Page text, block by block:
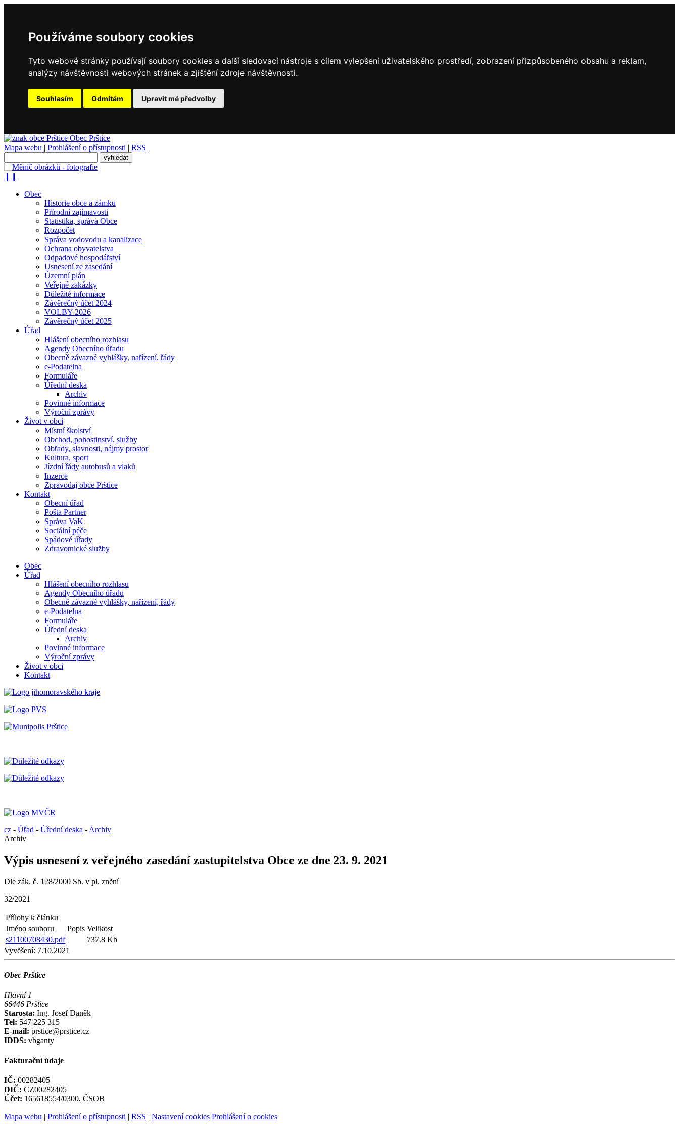
Používáme soubory cookies
Tyto webové stránky používají soubory cookies a další sledovací nástroje s cílem vylepšení uživatelského prostředí, zobrazení přizpůsobeného obsahu a reklam,
analýzy návštěvnosti webových stránek a zjištění zdroje návštěvnosti.
Souhlasím Odmítám Upravit mé předvolby
Obec Prštice
Mapa webu | Prohlášení o přístupnosti | RSS
Obec
Historie obce a zámku
Přírodní zajímavosti
Statistika, správa Obce
Rozpočet
Správa vodovodu a kanalizace
Ochrana obyvatelstva
Odpadové hospodářství
Usnesení ze zasedání
Územní plán
Veřejné zakázky
Důležité informace
Závěrečný účet 2024
VOLBY 2026
Závěrečný účet 2025
Úřad
Hlášení obecního rozhlasu
Agendy Obecního úřadu
Obecně závazné vyhlášky, nařízení, řády
e-Podatelna
Formuláře
Úřední deska
Archiv
Povinné informace
Výroční zprávy
Život v obci
Místní školství
Obchod, pohostinství, služby
Obřady, slavnosti, nájmy prostor
Kultura, sport
Jízdní řády autobusů a vlaků
Inzerce
Zpravodaj obce Prštice
Kontakt
Obecní úřad
Pošta Partner
Správa VaK
Sociální péče
Spádové úřady
Zdravotnické služby
Obec
Úřad
Hlášení obecního rozhlasu
Agendy Obecního úřadu
Obecně závazné vyhlášky, nařízení, řády
e-Podatelna
Formuláře
Úřední deska
Archiv
Povinné informace
Výroční zprávy
Život v obci
Kontakt
cz - Úřad - Úřední deska - Archiv
Archiv
Výpis usnesení z veřejného zasedání zastupitelstva Obce ze dne 23. 9. 2021
Dle zák. č. 128/2000 Sb. v pl. znění
32/2021
Přílohy k článku
Jméno souboru
Popis Velikost
s21100708430.pdf
737.8 Kb
Vyvěšení: 7.10.2021
Obec Prštice
Hlavní 1
66446 Prštice
Starosta: Ing. Josef Daněk
Tel: 547 225 315
E-mail: prstice@prstice.cz
IDDS: vbganty
Fakturační údaje
IČ: 00282405
DIČ: CZ00282405
Účet: 165618554/0300, ČSOB
Mapa webu | Prohlášení o přístupnosti | RSS | Nastavení cookies Prohlášení o cookies